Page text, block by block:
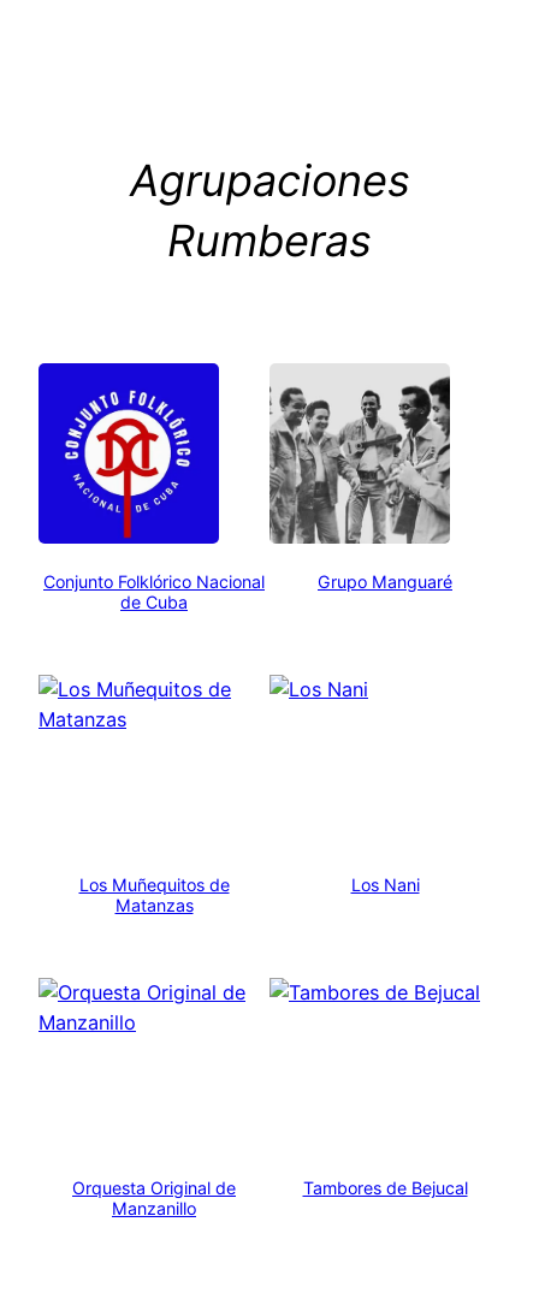
Agrupaciones
Rumberas
Conjunto Folklórico Nacional
de Cuba
Grupo Manguaré
Los Muñequitos de
Matanzas
Los Nani
Orquesta Original de
Manzanillo
Tambores de Bejucal